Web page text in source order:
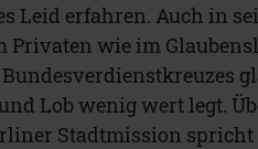
Leid erfahren. Auch in
Privaten wie im
Bundesverdienstkreuzes
Lob wenig wert legt.
Stadtmission spricht